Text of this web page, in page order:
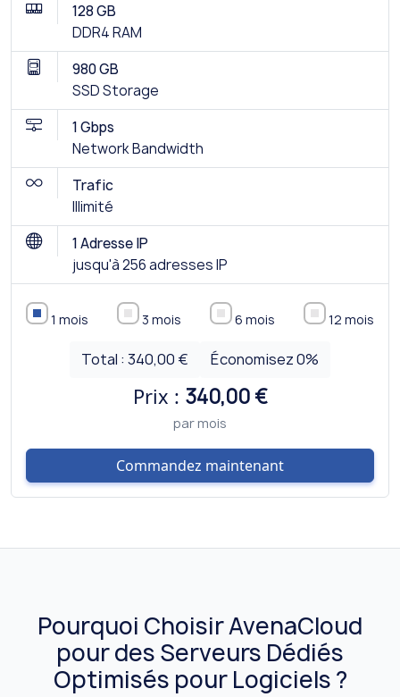
128 GB
DDR4 RAM
980 GB
SSD Storage
1 Gbps
Network Bandwidth
Trafic
Illimité
1 Adresse IP
jusqu'à 256 adresses IP
1 mois 3 mois 6 mois 12 mois
Total : 340,00 € Économisez0%
Prix : 340,00 €
par mois
Commandez maintenant
Pourquoi Choisir AvenaCloud
pour des Serveurs Dédiés
Optimisés pour Logiciels ?